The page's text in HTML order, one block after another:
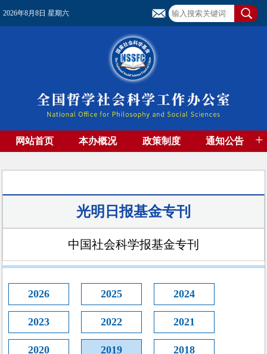
2026年8月8日 星期六
网站首页 本办概况 政策制度 通知公告 +
光明日报基金专刊
中国社会科学报基金专刊
2026 2025 2024
2023 2022 2021
2020 2019 2018